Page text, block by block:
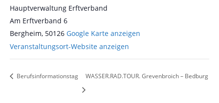
Hauptverwaltung Erftverband
Am Erftverband 6
Bergheim, 50126 Google Karte anzeigen
Veranstaltungsort-Website anzeigen
Berufsinformationstag WASSER.RAD.TOUR. Grevenbroich – Bedburg